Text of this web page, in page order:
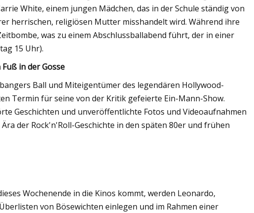
White, einem jungen Mädchen, das in der Schule ständig von
herrischen, religiösen Mutter misshandelt wird. Während ihre
was zu einem Abschlussballabend führt, der in einer
15 Uhr).
Fuß in der Gosse
Ball und Miteigentümer des legendären Hollywood-
Termin für seine von der Kritik gefeierte Ein-Mann-Show.
Geschichten und unveröffentlichte Fotos und Videoaufnahmen
der Rock'n'Roll-Geschichte in den späten 80er und frühen
Wochenende in die Kinos kommt, werden Leonardo,
von Bösewichten einlegen und im Rahmen einer